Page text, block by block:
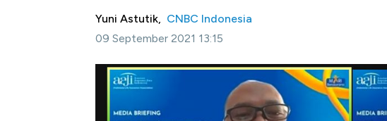
Yuni Astutik, CNBC Indonesia
09 September 2021 13:15